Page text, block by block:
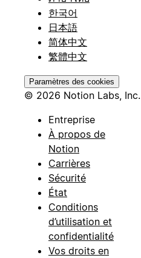
한국어
日本語
简体中文
繁體中文
Paramètres des cookies
© 2026 Notion Labs, Inc.
Entreprise
À propos de
Notion
Carrières
Sécurité
État
Conditions
d’utilisation et
confidentialité
Vos droits en